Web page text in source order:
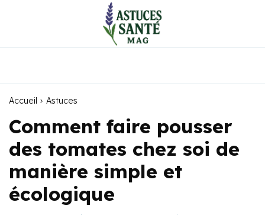
Accueil Astuces
Comment faire pousser
des tomates chez soi de
manière simple et
écologique